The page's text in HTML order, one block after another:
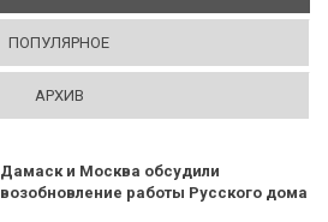
ПОПУЛЯРНОЕ
АРХИВ
Дамаск и Москва обсудили
возобновление работы Русского дома